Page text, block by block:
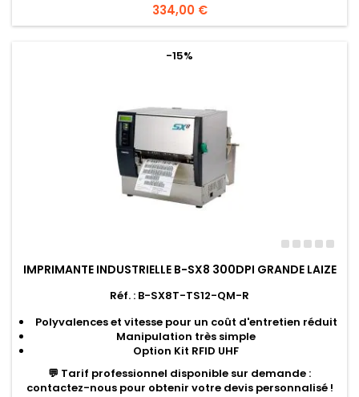
Prix
334,00 €
-15%
IMPRIMANTE INDUSTRIELLE B-SX8 300DPI GRANDE LAIZE
Réf. : B-SX8T-TS12-QM-R
Polyvalences et vitesse pour un coût d'entretien réduit
Manipulation très simple
Option Kit RFID UHF
💬 Tarif professionnel disponible sur demande :
contactez-nous pour obtenir votre devis personnalisé !